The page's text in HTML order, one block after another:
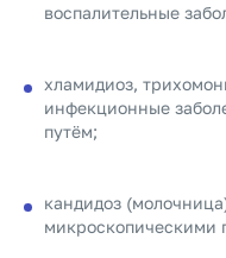
воспалительные
хламидиоз,
инфекционные
путём;
кандидоз
микроскопическими